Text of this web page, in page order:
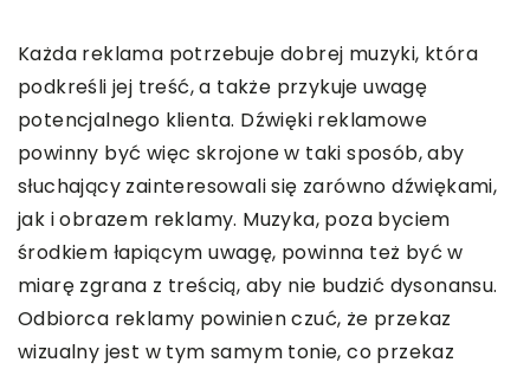
Każda reklama potrzebuje dobrej muzyki, która
podkreśli jej treść, a także przykuje uwagę
potencjalnego klienta. Dźwięki reklamowe
powinny być więc skrojone w taki sposób, aby
słuchający zainteresowali się zarówno dźwiękami,
jak i obrazem reklamy. Muzyka, poza byciem
środkiem łapiącym uwagę, powinna też być w
miarę zgrana z treścią, aby nie budzić dysonansu.
Odbiorca reklamy powinien czuć, że przekaz
wizualny jest w tym samym tonie, co przekaz